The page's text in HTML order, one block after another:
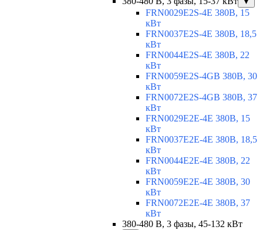
FRN0029E2S-4E 380В, 15
кВт
FRN0037E2S-4E 380В, 18,5
кВт
FRN0044E2S-4E 380В, 22
кВт
FRN0059E2S-4GB 380В, 30
кВт
FRN0072E2S-4GB 380В, 37
кВт
FRN0029E2E-4E 380В, 15
кВт
FRN0037E2E-4E 380В, 18,5
кВт
FRN0044E2E-4E 380В, 22
кВт
FRN0059E2E-4E 380В, 30
кВт
FRN0072E2E-4E 380В, 37
кВт
380-480 В, 3 фазы, 45-132 кВт